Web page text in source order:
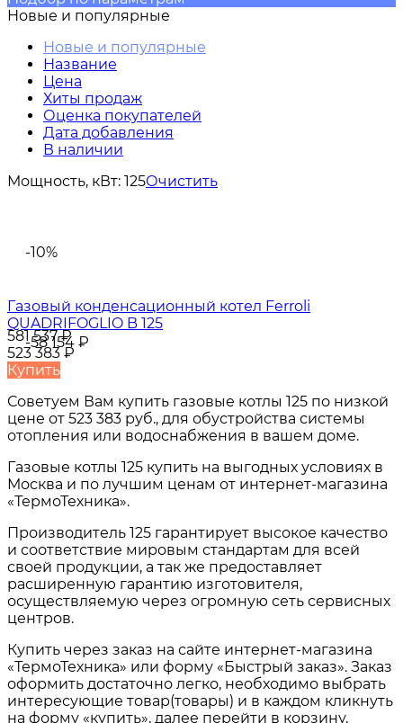
Новые и популярные
Новые и популярные
Название
Цена
Хиты продаж
Оценка покупателей
Дата добавления
В наличии
Мощность, кВт: 125Очистить
-10%
-58 154 ₽
Газовый конденсационный котел Ferroli
QUADRIFOGLIO B 125
581 537₽
523 383₽
Купить
Советуем Вам купить газовые котлы 125 по низкой
цене от 523 383 руб., для обустройства системы
отопления или водоснабжения в вашем доме.
Газовые котлы 125 купить на выгодных условиях в
Москва и по лучшим ценам от интернет-магазина
«ТермоТехника».
Производитель 125 гарантирует высокое качество
и соответствие мировым стандартам для всей
своей продукции, а так же предоставляет
расширенную гарантию изготовителя,
осуществляемую через огромную сеть сервисных
центров.
Купить через заказ на сайте интернет-магазина
«ТермоТехника» или форму «Быстрый заказ». Заказ
оформить достаточно легко, необходимо выбрать
интересующие товар(товары) и в каждом кликнуть
на форму «купить», далее перейти в корзину,